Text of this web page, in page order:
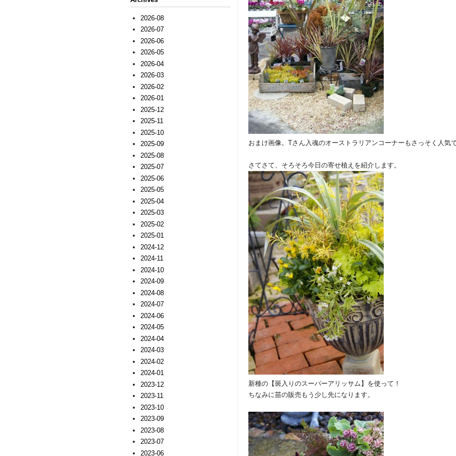
おまけ画像。Tさん入魂のオーストラリアンコーナーもさっそく人気
さてさて、そろそろ今日の寄せ植えを紹介します。
新種の【斑入りのスーパーアリッサム】を使って！
ちなみに苗の販売もう少し先になります。
2026-08
2026-07
2026-06
2026-05
2026-04
2026-03
2026-02
2026-01
2025-12
2025-11
2025-10
2025-09
2025-08
2025-07
2025-06
2025-05
2025-04
2025-03
2025-02
2025-01
2024-12
2024-11
2024-10
2024-09
2024-08
2024-07
2024-06
2024-05
2024-04
2024-03
2024-02
2024-01
2023-12
2023-11
2023-10
2023-09
2023-08
2023-07
2023-06